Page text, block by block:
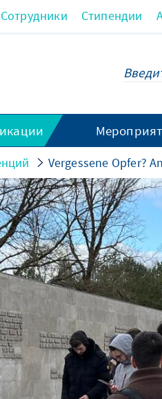
Сотрудники Стипендии
Vergessene Opfer?